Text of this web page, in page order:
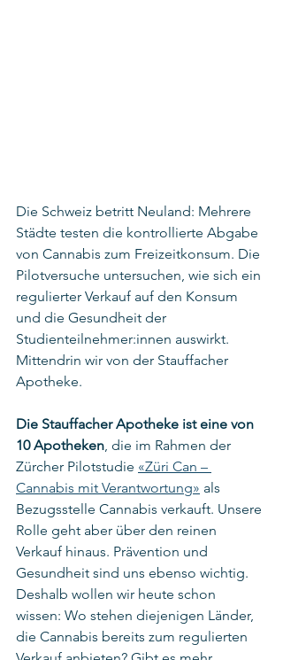
Die Schweiz betritt Neuland: Mehrere
Städte testen die kontrollierte Abgabe
von Cannabis zum Freizeitkonsum. Die
Pilotversuche untersuchen, wie sich ein
regulierter Verkauf auf den Konsum
und die Gesundheit der
Studienteilnehmer:innen auswirkt.
Mittendrin wir von der Stauffacher
Apotheke.
Die Stauffacher Apotheke ist eine von
10 Apotheken, die im Rahmen der
Zürcher Pilotstudie «Züri Can –
Cannabis mit Verantwortung» als
Bezugsstelle Cannabis verkauft. Unsere
Rolle geht aber über den reinen
Verkauf hinaus. Prävention und
Gesundheit sind uns ebenso wichtig.
Deshalb wollen wir heute schon
wissen: Wo stehen diejenigen Länder,
die Cannabis bereits zum regulierten